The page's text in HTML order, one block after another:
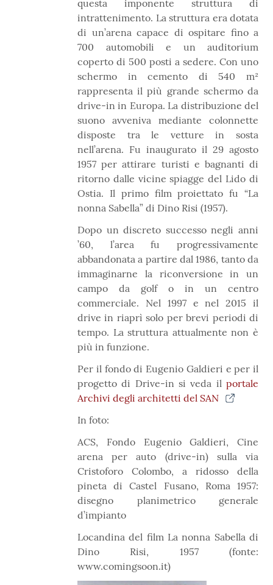
questa imponente struttura di
intrattenimento. La struttura era dotata
di un’arena capace di ospitare fino a
700 automobili e un auditorium
coperto di 500 posti a sedere. Con uno
schermo in cemento di 540 m²
rappresenta il più grande schermo da
drive-in in Europa. La distribuzione del
suono avveniva mediante colonnette
disposte tra le vetture in sosta
nell’arena. Fu inaugurato il 29 agosto
1957 per attirare turisti e bagnanti di
ritorno dalle vicine spiagge del Lido di
Ostia. Il primo film proiettato fu “La
nonna Sabella” di Dino Risi (1957).
Dopo un discreto successo negli anni
’60, l’area fu progressivamente
abbandonata a partire dal 1986, tanto da
immaginarne la riconversione in un
campo da golf o in un centro
commerciale. Nel 1997 e nel 2015 il
drive in riaprì solo per brevi periodi di
tempo. La struttura attualmente non è
più in funzione.
Per il fondo di Eugenio Galdieri e per il
progetto di Drive-in si veda il portale
Archivi degli architetti del SAN
In foto:
ACS, Fondo Eugenio Galdieri, Cine
arena per auto (drive-in) sulla via
Cristoforo Colombo, a ridosso della
pineta di Castel Fusano, Roma 1957:
disegno planimetrico generale
d’impianto
Locandina del film La nonna Sabella di
Dino Risi, 1957 (fonte:
www.comingsoon.it)